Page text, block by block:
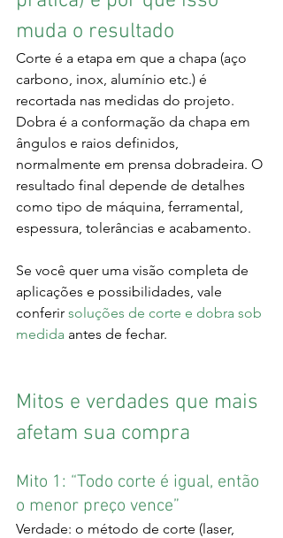
muda o resultado
Corte é a etapa em que a chapa (aço
carbono, inox, alumínio etc.) é
recortada nas medidas do projeto.
Dobra é a conformação da chapa em
ângulos e raios definidos,
normalmente em prensa dobradeira. O
resultado final depende de detalhes
como tipo de máquina, ferramental,
espessura, tolerâncias e acabamento.
Se você quer uma visão completa de
aplicações e possibilidades, vale
conferir soluções de corte e dobra sob
medida antes de fechar.
Mitos e verdades que mais
afetam sua compra
Mito 1: “Todo corte é igual, então
o menor preço vence”
Verdade: o método de corte (laser,